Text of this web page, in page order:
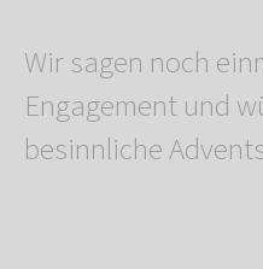
Wir sagen noch
Engagement und
besinnliche